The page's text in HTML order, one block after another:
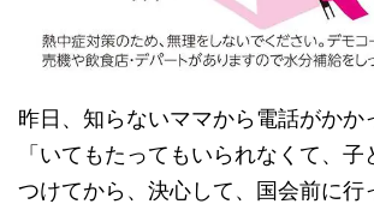
昨日、知らないママから電話がかか
「いてもたってもいられなくて、子
つけてから、決心して、国会前に行